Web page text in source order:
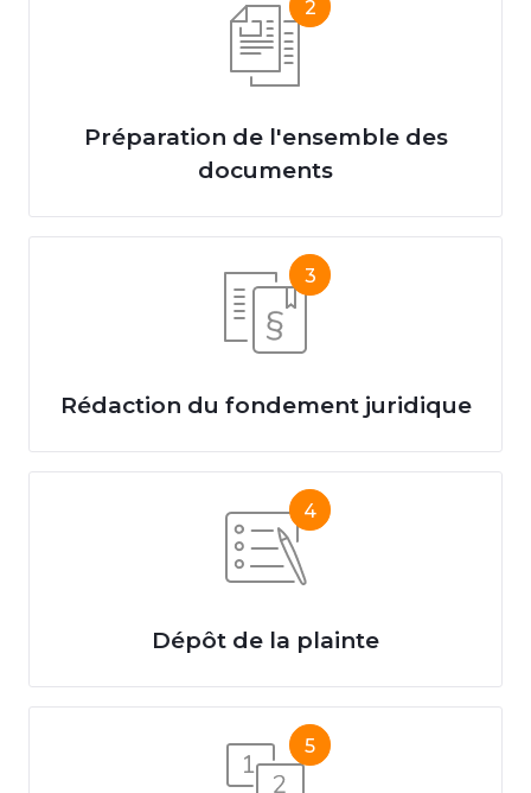
2
Préparation de l'ensemble des
documents
3
Rédaction du fondement juridique
4
Dépôt de la plainte
5